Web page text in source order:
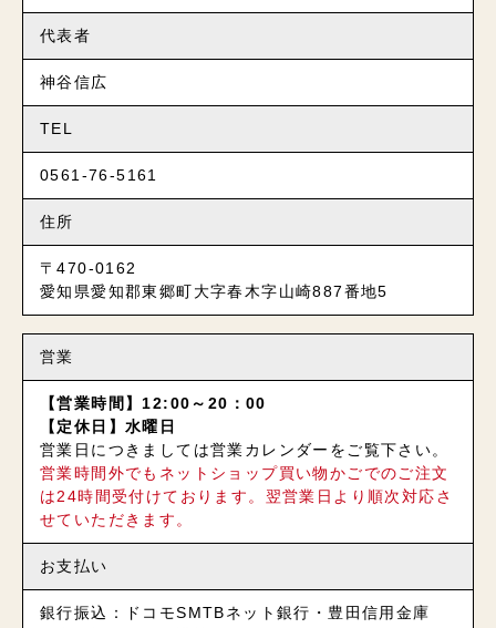
代表者
神谷信広
TEL
0561-76-5161
住所
〒470-0162
愛知県愛知郡東郷町大字春木字山崎887番地5
営業
【営業時間】12:00～20：00
【定休日】水曜日
営業日につきましては営業カレンダーをご覧下さい。
営業時間外でもネットショップ買い物かごでのご注文
は24時間受付けております。翌営業日より順次対応さ
せていただきます。
お支払い
銀行振込：ドコモSMTBネット銀行・豊田信用金庫